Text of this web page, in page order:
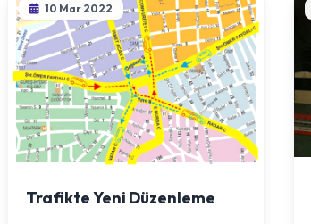
10 Mar 2022
Trafikte Yeni Düzenleme